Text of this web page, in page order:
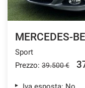
MERCEDES-
Sport
Prezzo: 39.500 €